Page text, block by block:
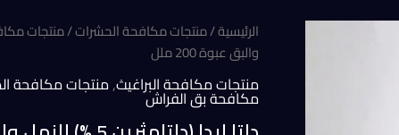
الرئيسية/منتجات مكافحة الحشرات/منتجات
والبق عبوة 200 ملل
منتجات مكافحة البراغيث,منتجات مكافحة
مكافحة بق الفراش